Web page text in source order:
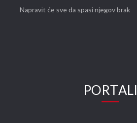
Napravit će sve da spasi njegov brak
PORTALI